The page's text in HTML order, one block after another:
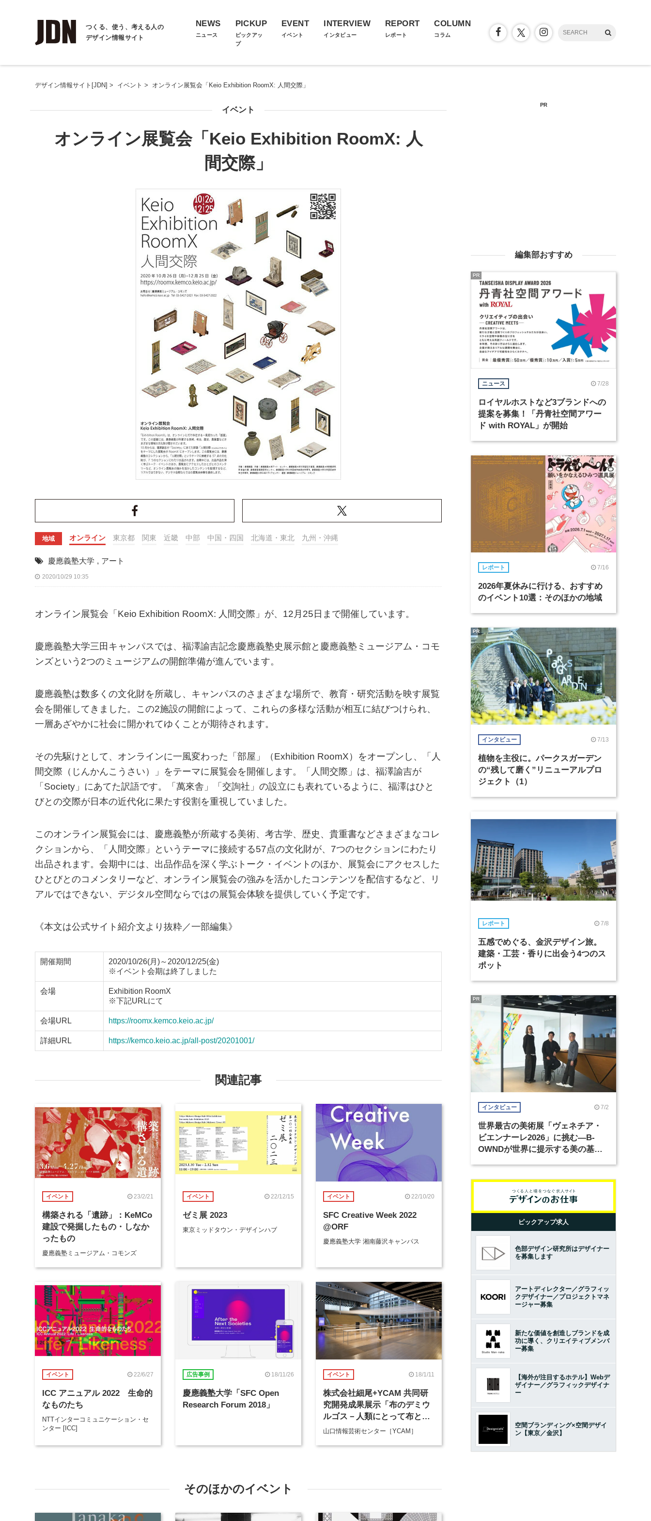
つくる、使う、考える人の
デザイン情報サイト
NEWS
ニュース
PICKUP
ピックアッ
プ
EVENT
イベント
INTERVIEW
インタビュー
REPORT
レポート
COLUMN
コラム
デザイン情報サイト[JDN] > イベント > オンライン展覧会「Keio Exhibition RoomX: 人間交際」
イベント
オンライン展覧会「Keio Exhibition RoomX: 人
間交際」
地域 オンライン 東京都 関東 近畿 中部 中国・四国 北海道・東北 九州・沖縄
慶應義塾大学 , アート
2020/10/29 10:35
オンライン展覧会「Keio Exhibition RoomX: 人間交際」が、12月25日まで開催しています。
慶應義塾大学三田キャンパスでは、福澤諭吉記念慶應義塾史展示館と慶應義塾ミュージアム・コモ
ンズという2つのミュージアムの開館準備が進んでいます。
慶應義塾は数多くの文化財を所蔵し、キャンパスのさまざまな場所で、教育・研究活動を映す展覧
会を開催してきました。この2施設の開館によって、これらの多様な活動が相互に結びつけられ、
一層あざやかに社会に開かれてゆくことが期待されます。
その先駆けとして、オンラインに一風変わった「部屋」（Exhibition RoomX）をオープンし、「人
間交際（じんかんこうさい）」をテーマに展覧会を開催します。「人間交際」は、福澤諭吉が
「Society」にあてた訳語です。「萬來舎」「交詢社」の設立にも表れているように、福澤はひと
びとの交際が日本の近代化に果たす役割を重視していました。
このオンライン展覧会には、慶應義塾が所蔵する美術、考古学、歴史、貴重書などさまざまなコレ
クションから、「人間交際」というテーマに接続する57点の文化財が、7つのセクションにわたり
出品されます。会期中には、出品作品を深く学ぶトーク・イベントのほか、展覧会にアクセスした
ひとびとのコメンタリーなど、オンライン展覧会の強みを活かしたコンテンツを配信するなど、リ
アルではできない、デジタル空間ならではの展覧会体験を提供していく予定です。
《本文は公式サイト紹介文より抜粋／一部編集》
開催期間
2020/10/26(月)～2020/12/25(金)
※イベント会期は終了しました
会場
Exhibition RoomX
※下記URLにて
会場URL https://roomx.kemco.keio.ac.jp/
詳細URL https://kemco.keio.ac.jp/all-post/20201001/
関連記事
イベント 23/2/21
構築される「遺跡」：KeMCo
建設で発掘したもの・しなか
ったもの
慶應義塾ミュージアム・コモンズ
イベント 22/12/15
ゼミ展 2023
東京ミッドタウン・デザインハブ
イベント 22/10/20
SFC Creative Week 2022
@ORF
慶應義塾大学 湘南藤沢キャンパス
イベント 22/6/27
ICC アニュアル 2022 生命的
なものたち
NTTインターコミュニケーション・セ
ンター [ICC]
広告事例 18/11/26
慶應義塾大学「SFC Open
Research Forum 2018」
イベント 18/1/11
株式会社細尾+YCAM 共同研
究開発成果展示「布のデミウ
ルゴス－人類にとって布とは
何か？」
山口情報芸術センター［YCAM］
そのほかのイベント
PR
編集部おすすめ
ニュース 7/28
ロイヤルホストなど3ブランドへの
提案を募集！「丹青社空間アワー
ド with ROYAL」が開始
PR
レポート 7/16
2026年夏休みに行ける、おすすめ
のイベント10選：そのほかの地域
インタビュー 7/13
植物を主役に。パークスガーデン
の“残して磨く”リニューアルプロ
ジェクト（1）
PR
レポート 7/8
五感でめぐる、金沢デザイン旅。
建築・工芸・香りに出会う4つのス
ポット
インタビュー 7/2
世界最古の美術展「ヴェネチア・
ビエンナーレ2026」に挑む―B-
OWNDが世界に提示する美の基準
PR
ピックアップ求人
色部デザイン研究所はデザイナー
を募集します
アートディレクター／グラフィッ
クデザイナー／プロジェクトマネ
ージャー募集
新たな価値を創造しブランドを成
功に導く、クリエイティブメンバ
ー募集
【海外が注目するホテル】Webデ
ザイナー／グラフィックデザイナ
ー
空間ブランディング×空間デザイ
ン【東京／金沢】